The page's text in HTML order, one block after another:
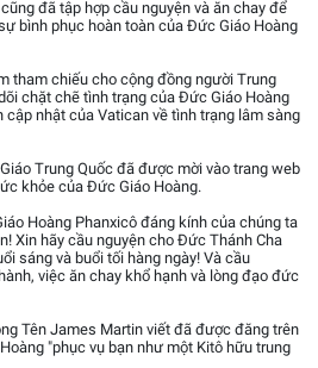
đã tập hợp cầu nguyện và ăn chay để
bình phục hoàn toàn của Đức Giáo Hoàng
tham chiếu cho cộng đồng người Trung
chặt chẽ tình trạng của Đức Giáo Hoàng
nhật của Vatican về tình trạng lâm sàng
Trung Quốc đã được mời vào trang web
khỏe của Đức Giáo Hoàng.
Hoàng Phanxicô đáng kính của chúng ta
Xin hãy cầu nguyện cho Đức Thánh Cha
sáng và buổi tối hàng ngày! Và cầu
việc ăn chay khổ hạnh và lòng đạo đức
Tên James Martin viết đã được đăng trên
"phục vụ bạn như một Kitô hữu trung